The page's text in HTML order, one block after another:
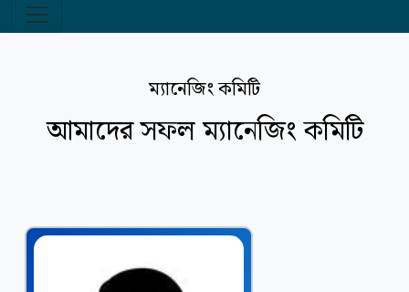
ম্যানেজিং কমিটি
আমাদের সফল ম্যানেজিং কমিটি